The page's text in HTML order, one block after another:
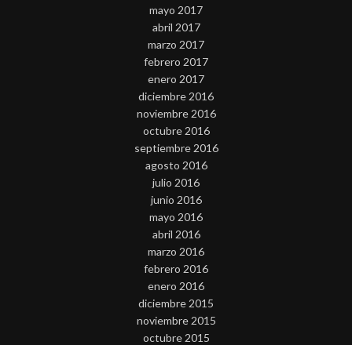
mayo 2017
abril 2017
marzo 2017
febrero 2017
enero 2017
diciembre 2016
noviembre 2016
octubre 2016
septiembre 2016
agosto 2016
julio 2016
junio 2016
mayo 2016
abril 2016
marzo 2016
febrero 2016
enero 2016
diciembre 2015
noviembre 2015
octubre 2015